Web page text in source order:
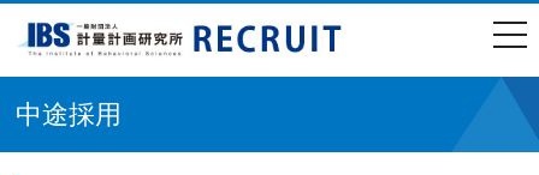
中途採用